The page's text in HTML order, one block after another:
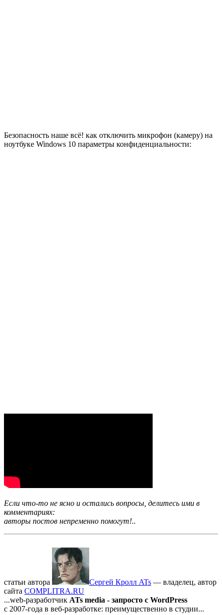
Безопасность наше всё! как отключить микрофон (камеру) на
ноутбуке Windows 10 параметры конфиденциальности:
Если что-то не ясно и остались вопросы, делитесь ими в
комментариях:
авторы постов непременно помогут!..
статьи автора Сергей Кролл ATs — владелец, автор
cайта COMPLITRA.RU
...web-разработчик ATs media - запросто с WordPress
с 2007-года в веб-разработке: преимущественно в студии...